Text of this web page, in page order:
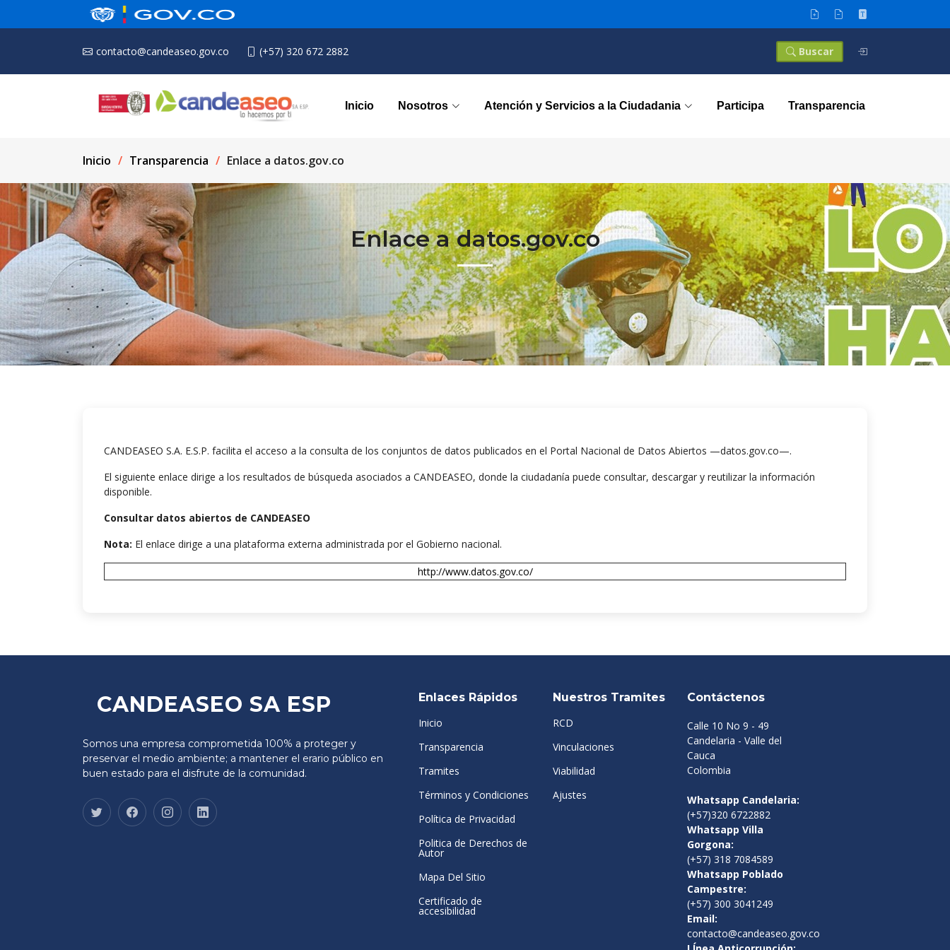
contacto@candeaseo.gov.co (+57) 320 672 2882 Buscar
Inicio Nosotros Atención y Servicios a la Ciudadania Participa Transparencia
Inicio Transparencia Enlace a datos.gov.co
Enlace a datos.gov.co
CANDEASEO S.A. E.S.P. facilita el acceso a la consulta de los conjuntos de datos publicados en el Portal Nacional de Datos Abiertos —datos.gov.co—.
El siguiente enlace dirige a los resultados de búsqueda asociados a CANDEASEO, donde la ciudadanía puede consultar, descargar y reutilizar la información
disponible.
Consultar datos abiertos de CANDEASEO
Nota: El enlace dirige a una plataforma externa administrada por el Gobierno nacional.
http://www.datos.gov.co/
CANDEASEO SA ESP
Somos una empresa comprometida 100% a proteger y
preservar el medio ambiente; a mantener el erario público en
buen estado para el disfrute de la comunidad.
Enlaces Rápidos
Inicio
Transparencia
Tramites
Términos y Condiciones
Política de Privacidad
Politica de Derechos de
Autor
Mapa Del Sitio
Certificado de
accesibilidad
Nuestros Tramites
RCD
Vinculaciones
Viabilidad
Ajustes
Contáctenos
Calle 10 No 9 - 49
Candelaria - Valle del
Cauca
Colombia
Whatsapp Candelaria:
(+57)320 6722882
Whatsapp Villa
Gorgona:
(+57) 318 7084589
Whatsapp Poblado
Campestre:
(+57) 300 3041249
Email:
contacto@candeaseo.gov.co